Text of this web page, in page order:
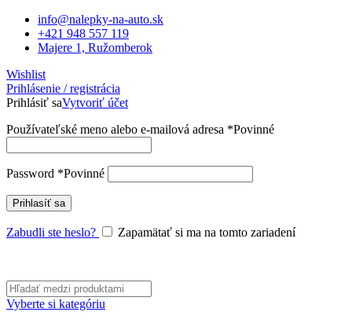
info@nalepky-na-auto.sk
+421 948 557 119
Majere 1, Ružomberok
Wishlist
Prihlásenie / registrácia
Prihlásiť saVytvoriť účet
Používateľské meno alebo e-mailová adresa *Povinné
Password *Povinné
Prihlasíť sa
Zabudli ste heslo? Zapamätať si ma na tomto zariadení
Vyberte si kategóriu